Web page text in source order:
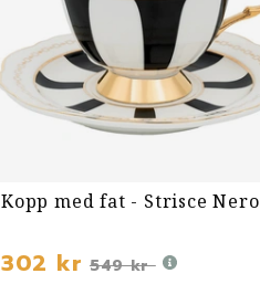
Kopp med fat - Strisce Nero
302 kr 549 kr